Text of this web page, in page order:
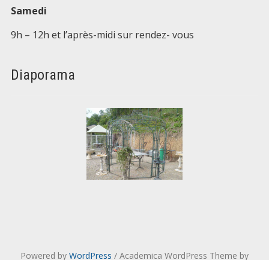
Samedi
9h – 12h et l’après-midi sur rendez- vous
Diaporama
Powered by WordPress / Academica WordPress Theme by